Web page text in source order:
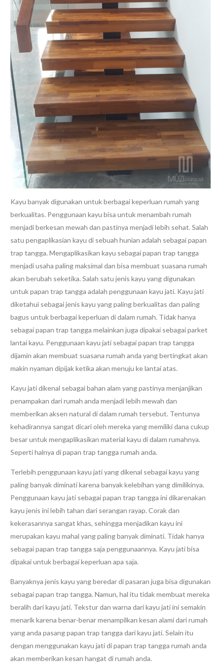
Kayu banyak digunakan untuk berbagai keperluan rumah yang
berkualitas. Penggunaan kayu bisa untuk menambah rumah
menjadi berkesan mewah dan pastinya menjadi lebih sehat. Salah
satu pengaplikasian kayu di sebuah hunian adalah sebagai papan
trap tangga. Mengaplikasikan kayu sebagai papan trap tangga
menjadi usaha paling maksimal dan bisa membuat suasana rumah
akan berubah seketika. Salah satu jenis kayu yang digunakan
untuk papan trap tangga adalah penggunaan kayu jati. Kayu jati
diketahui sebagai jenis kayu yang paling berkualitas dan paling
bagus untuk berbagai keperluan di dalam rumah. Tidak hanya
sebagai papan trap tangga melainkan juga dipakai sebagai parket
lantai kayu. Penggunaan kayu jati sebagai papan trap tangga
dijamin akan membuat suasana rumah anda yang bertingkat akan
makin nyaman dipijak ketika akan menuju ke lantai atas.
Kayu jati dikenal sebagai bahan alam yang pastinya menjanjikan
penampakan dari rumah anda menjadi lebih mewah dan
memberikan aksen natural di dalam rumah tersebut. Tentunya
kehadirannya sangat dicari oleh mereka yang memiliki dana cukup
besar untuk mengaplikasikan material kayu di dalam rumahnya.
Seperti halnya di papan trap tangga rumah anda.
Terlebih penggunaan kayu jati yang dikenal sebagai kayu yang
paling banyak diminati karena banyak kelebihan yang dimilikinya.
Penggunaan kayu jati sebagai papan trap tangga ini dikarenakan
kayu jenis ini lebih tahan dari serangan rayap. Corak dan
kekerasannya sangat khas, sehingga menjadikan kayu ini
merupakan kayu mahal yang paling banyak diminati. Tidak hanya
sebagai papan trap tangga saja penggunaannya. Kayu jati bisa
dipakai untuk berbagai keperluan apa saja.
Banyaknya jenis kayu yang beredar di pasaran juga bisa digunakan
sebagai papan trap tangga. Namun, hal itu tidak membuat mereka
beralih dari kayu jati. Tekstur dan warna dari kayu jati ini semakin
menarik karena benar-benar menampilkan kesan alami dari rumah
yang anda pasang papan trap tangga dari kayu jati. Selain itu
dengan menggunakan kayu jati di papan trap tangga rumah anda
akan memberikan kesan hangat di rumah anda.